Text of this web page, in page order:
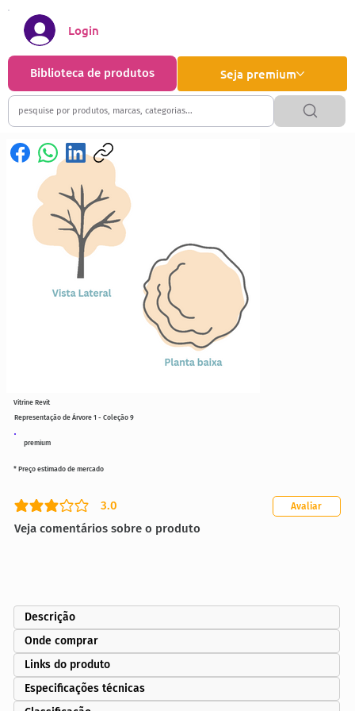
Seja premium
Biblioteca de produtos
Login
premium
Representação de Árvore 1 - Coleção 9
3.0
classificação média é 3 de 5
Veja comentários sobre o produto
Avaliar
* Preço estimado de mercado
Vitrine Revit
Descrição
Onde comprar
Links do produto
Especificações técnicas